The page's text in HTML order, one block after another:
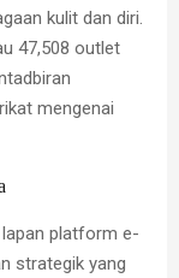
kulit dan diri.
47,508 outlet
mengenai
platform e-
strategik yang